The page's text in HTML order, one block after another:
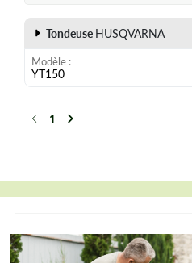
Tondeuse HUSQVARNA
Modèle
YT150
Précédent
1 Suivant